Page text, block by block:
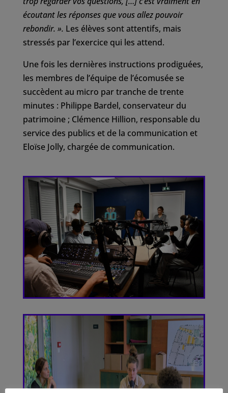
écoutant les réponses que vous allez pouvoir
rebondir. ». Les élèves sont attentifs, mais
stressés par l’exercice qui les attend.
Une fois les dernières instructions prodiguées,
les membres de l’équipe de l’écomusée se
succèdent au micro par tranche de trente
minutes : Philippe Bardel, conservateur du
patrimoine ; Clémence Hillion, responsable du
service des publics et de la communication et
Eloïse Jolly, chargée de communication.